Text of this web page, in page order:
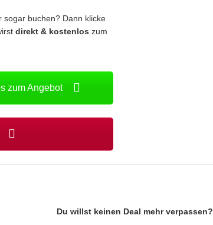
sogar buchen? Dann klicke
direkt & kostenlos zum
zum Angebot
Du willst keinen Deal mehr verpassen?